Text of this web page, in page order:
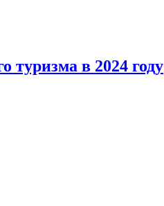
туризма в 2024 году